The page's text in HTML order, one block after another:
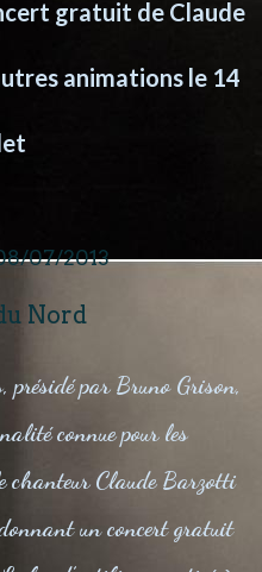
gratuit de Claude
animations le 14
07/2013
Nord
présidé par Bruno Grison,
connue pour les
chanteur Claude Barzotti
un concert gratuit